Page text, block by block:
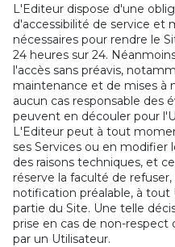
L'Editeur dispose d'une
d'accessibilité de service et
nécessaires pour rendre le
24 heures sur 24.
l'accès sans préavis,
maintenance et de mises à
aucun cas responsable des
peuvent en découler pour
L'Editeur peut à tout
ses Services ou en
des raisons techniques, et
réserve la faculté de
notification préalable, à
partie du Site. Une telle
prise en cas de non-
par un Utilisateur.